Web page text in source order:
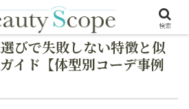
びで失敗しない特徴と似
イド【体型別コーデ事例
検索